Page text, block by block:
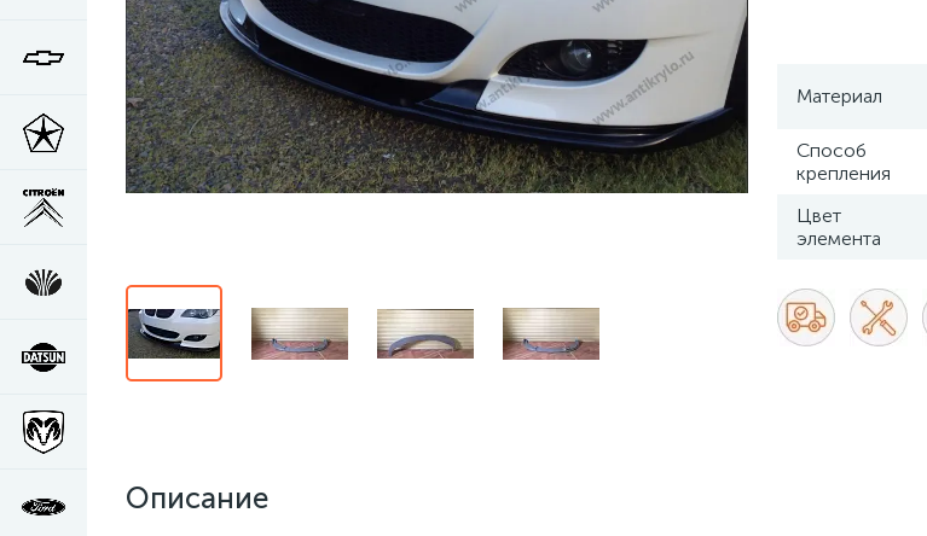
Материал
Способ
крепления
Цвет
элемента
Описание